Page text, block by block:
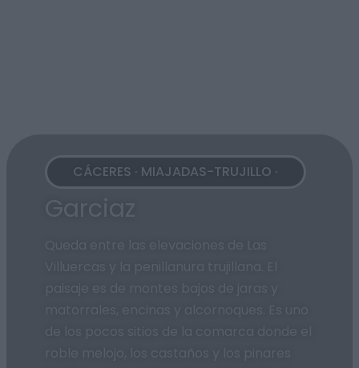
CÁCERES · MIAJADAS-TRUJILLO ·
Garciaz